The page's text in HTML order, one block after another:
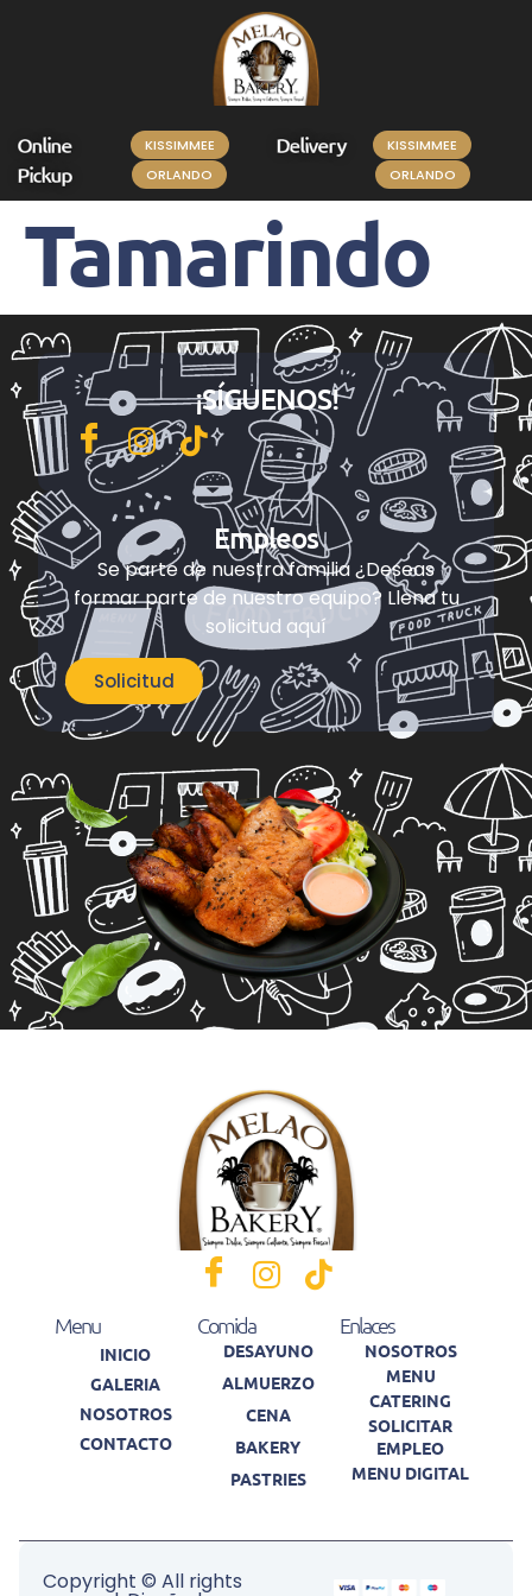
Online
Pickup
KISSIMMEE
ORLANDO
Delivery
KISSIMMEE
ORLANDO
Tamarindo
¡SÍGUENOS!
Empleos
Se parte de nuestra familia ¿Deseas
formar parte de nuestro equipo? Llena tu
solicitud aquí
Solicitud
Enlaces
NOSOTROS
MENU
CATERING
SOLICITAR
EMPLEO
MENU DIGITAL
Comida
DESAYUNO
ALMUERZO
CENA
BAKERY
PASTRIES
Menu
INICIO
GALERIA
NOSOTROS
CONTACTO
Copyright © All rights